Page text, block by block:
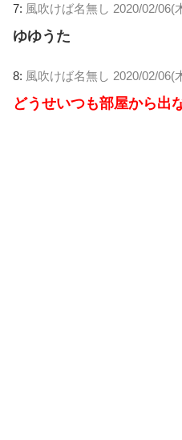
7: 風吹けば名無し 2020/02/06(
ゆゆうた
8: 風吹けば名無し 2020/02/06(
どうせいつも部屋から出